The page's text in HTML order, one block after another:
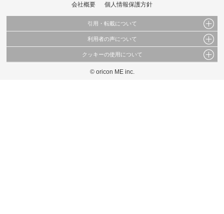
会社概要 個人情報保護方針
引用・転載について
当サイトで公開されている情報（文字、写真、イラスト、画像データ等）及びこれらの配
これらの情報を権利者の許可なく無断転載・複製などの二次利用を行うことは固く禁じて
利用者の声について
当サイトに掲載している内容はすべてサービスの利用者が提出された見解・感想です。
弊社の見解・ 意見ではないことをご理解いただいた上でご覧ください。
クッキーの使用について
このサイトでは Cookie を使用して、ユーザーに合わせたコンテンツや広告の表示、ソー
© oricon ME inc.